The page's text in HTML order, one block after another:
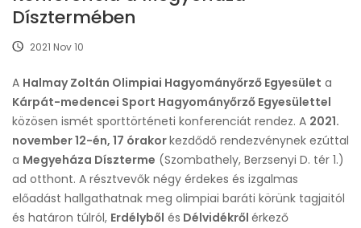
Dísztermében
2021 Nov 10
A Halmay Zoltán Olimpiai Hagyományőrző Egyesület a
Kárpát-medencei Sport Hagyományőrző Egyesülettel
közösen ismét sporttörténeti konferenciát rendez. A 2021.
november 12-én, 17 órakorkezdődő rendezvénynek ezúttal
a Megyeháza Díszterme (Szombathely, Berzsenyi D. tér 1.)
ad otthont. A résztvevők négy érdekes és izgalmas
előadást hallgathatnak meg olimpiai baráti körünk tagjaitól
és határon túlról, Erdélyből és Délvidékről érkező